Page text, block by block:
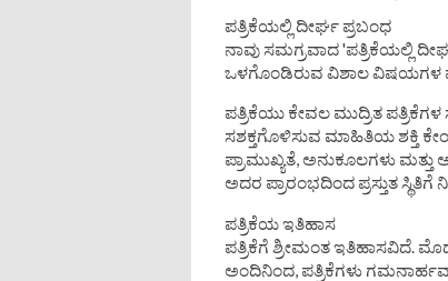
ಪತ್ರಿಕೆಯಲ್ಲಿ ದೀರ್ಘ ಪ್ರಬಂಧ
ನಾವು ಸಮಗ್ರವಾದ 'ಪತ್ರಿಕೆಯಲ್ಲಿ
ಒಳಗೊಂಡಿರುವ ವಿಶಾಲ ವಿಷಯಗಳ
ಪತ್ರಿಕೆಯು ಕೇವಲ ಮುದ್ರಿತ ಪತ್ರಿಕೆಗಳ
ಸಶಕ್ತಗೊಳಿಸುವ ಮಾಹಿತಿಯ ಶಕ್ತಿ
ಪ್ರಾಮುಖ್ಯತೆ, ಅನುಕೂಲಗಳು ಮತ್ತು
ಅದರ ಪ್ರಾರಂಭದಿಂದ ಪ್ರಸ್ತುತ ಸ್ಥಿತಿಗೆ
ಪತ್ರಿಕೆಯ ಇತಿಹಾಸ
ಪತ್ರಿಕೆಗೆ ಶ್ರೀಮಂತ ಇತಿಹಾಸವಿದೆ.
ಅಂದಿನಿಂದ, ಪತ್ರಿಕೆಗಳು